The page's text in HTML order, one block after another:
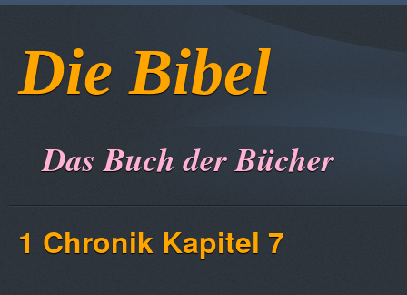
Die Bibel
Das Buch der Bücher
1 Chronik Kapitel 7